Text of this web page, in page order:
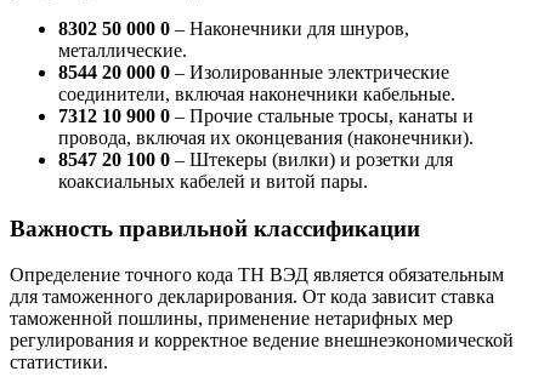
8302 50 000 0 – Наконечники для шнуров,
металлические.
8544 20 000 0 – Изолированные электрические
соединители, включая наконечники кабельные.
7312 10 900 0 – Прочие стальные тросы, канаты и
провода, включая их оконцевания (наконечники).
8547 20 100 0 – Штекеры (вилки) и розетки для
коаксиальных кабелей и витой пары.
Важность правильной классификации
Определение точного кода ТН ВЭД является обязательным
для таможенного декларирования. От кода зависит ставка
таможенной пошлины, применение нетарифных мер
регулирования и корректное ведение внешнеэкономической
статистики.